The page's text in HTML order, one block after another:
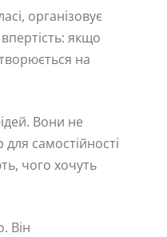
організовує
якщо
на
Вони не
самостійності
чого хочуть
Він